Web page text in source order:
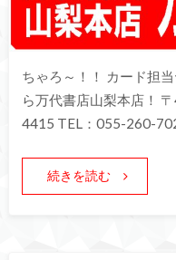
ちゃろ～！！ カード担
ら万代書店山梨本店！
4415 TEL：055-260-
続きを読む